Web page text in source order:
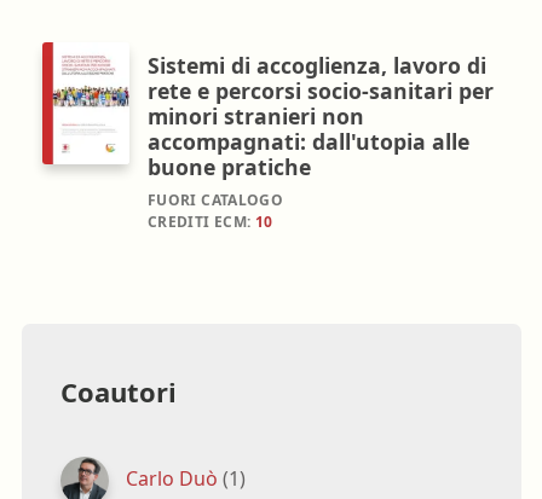
Sistemi di accoglienza, lavoro di
rete e percorsi socio-sanitari per
minori stranieri non
accompagnati: dall'utopia alle
buone pratiche
FUORI CATALOGO
CREDITI ECM: 10
Coautori
Carlo Duò (1)